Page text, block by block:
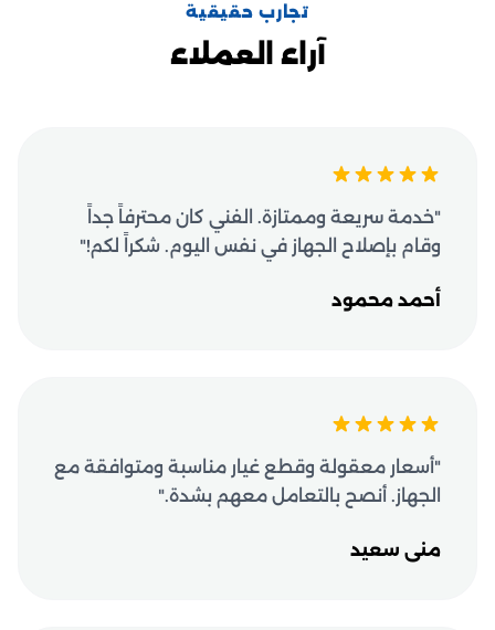
تجارب حقيقية
آراء العملاء
"خدمة سريعة وممتازة. الفني كان محترفاً جداً
وقام بإصلاح الجهاز في نفس اليوم. شكراً لكم!"
أحمد محمود
"أسعار معقولة وقطع غيار مناسبة ومتوافقة مع
الجهاز. أنصح بالتعامل معهم بشدة."
منى سعيد